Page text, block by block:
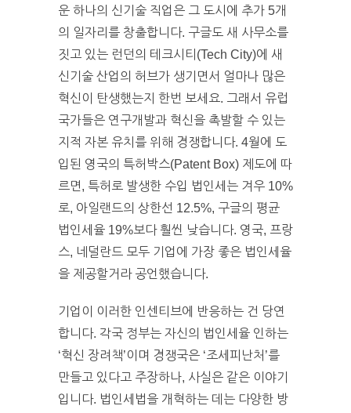
운 하나의 신기술 직업은 그 도시에 추가 5개
의 일자리를 창출합니다. 구글도 새 사무소를
짓고 있는 런던의 테크시티(Tech City)에 새
신기술 산업의 허브가 생기면서 얼마나 많은
혁신이 탄생했는지 한번 보세요. 그래서 유럽
국가들은 연구개발과 혁신을 촉발할 수 있는
지적 자본 유치를 위해 경쟁합니다. 4월에 도
입된 영국의 특허박스(Patent Box) 제도에 따
르면, 특허로 발생한 수입 법인세는 겨우 10%
로, 아일랜드의 상한선 12.5%, 구글의 평균
법인세율 19%보다 훨씬 낮습니다. 영국, 프랑
스, 네덜란드 모두 기업에 가장 좋은 법인세율
을 제공할거라 공언했습니다.
기업이 이러한 인센티브에 반응하는 건 당연
합니다. 각국 정부는 자신의 법인세율 인하는
‘혁신 장려책’이며 경쟁국은 ‘조세피난처’를
만들고 있다고 주장하나, 사실은 같은 이야기
입니다. 법인세법을 개혁하는 데는 다양한 방